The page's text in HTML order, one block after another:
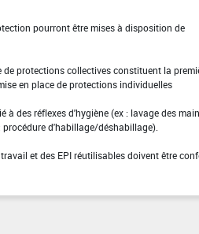
pourront être mises à disposition de
protections collectives constituent la
en place de protections individuelles
des réflexes d'hygiène (ex : lavage des
d'habillage/déshabillage).
et des EPI réutilisables doivent être